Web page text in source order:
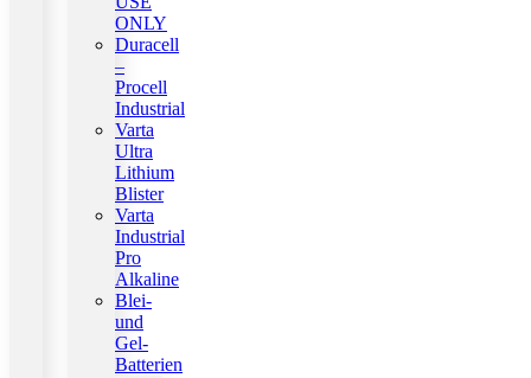
ONLY
Duracell
–
Procell
Industrial
Varta
Ultra
Lithium
Blister
Varta
Industrial
Pro
Alkaline
Blei-
und
Gel-
Batterien